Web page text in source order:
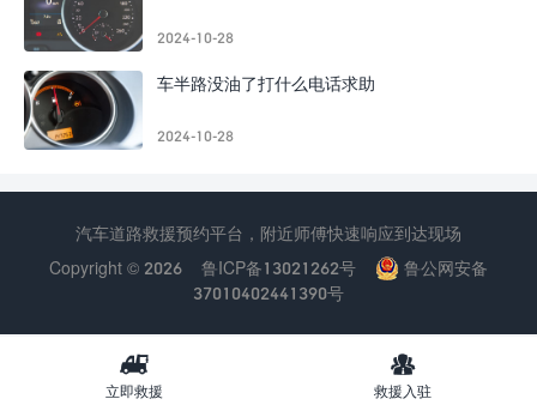
2024-10-28
车半路没油了打什么电话求助
2024-10-28

立即救援

救援入驻
汽车道路救援预约平台，附近师傅快速响应到达现场
Copyright © 2026
鲁ICP备13021262号
鲁公网安备
37010402441390号